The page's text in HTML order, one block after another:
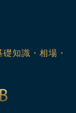
知識・相場・